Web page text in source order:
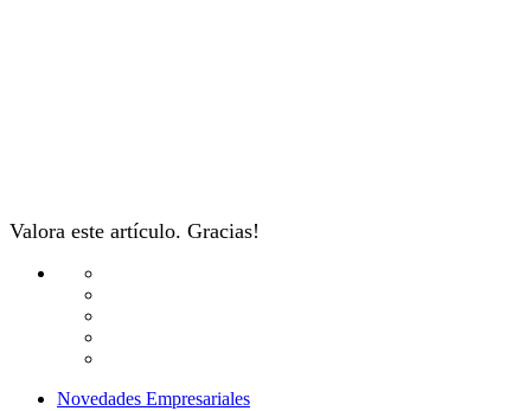
Valora este artículo. Gracias!
Novedades Empresariales